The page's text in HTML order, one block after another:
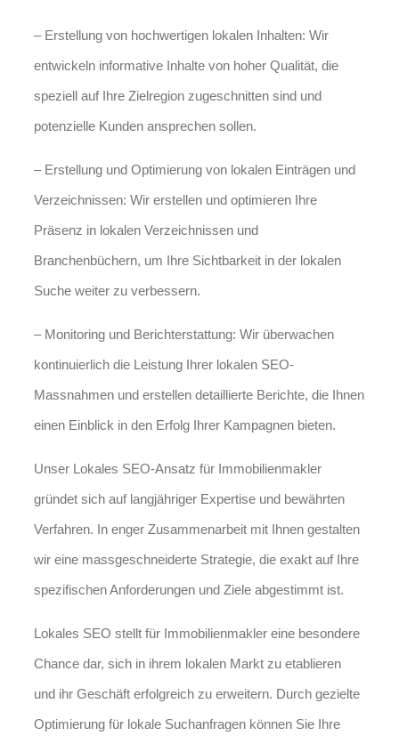
– Erstellung von hochwertigen lokalen Inhalten: Wir
entwickeln informative Inhalte von hoher Qualität, die
speziell auf Ihre Zielregion zugeschnitten sind und
potenzielle Kunden ansprechen sollen.
– Erstellung und Optimierung von lokalen Einträgen und
Verzeichnissen: Wir erstellen und optimieren Ihre
Präsenz in lokalen Verzeichnissen und
Branchenbüchern, um Ihre Sichtbarkeit in der lokalen
Suche weiter zu verbessern.
– Monitoring und Berichterstattung: Wir überwachen
kontinuierlich die Leistung Ihrer lokalen SEO-
Massnahmen und erstellen detaillierte Berichte, die Ihnen
einen Einblick in den Erfolg Ihrer Kampagnen bieten.
Unser Lokales SEO-Ansatz für Immobilienmakler
gründet sich auf langjähriger Expertise und bewährten
Verfahren. In enger Zusammenarbeit mit Ihnen gestalten
wir eine massgeschneiderte Strategie, die exakt auf Ihre
spezifischen Anforderungen und Ziele abgestimmt ist.
Lokales SEO stellt für Immobilienmakler eine besondere
Chance dar, sich in ihrem lokalen Markt zu etablieren
und ihr Geschäft erfolgreich zu erweitern. Durch gezielte
Optimierung für lokale Suchanfragen können Sie Ihre